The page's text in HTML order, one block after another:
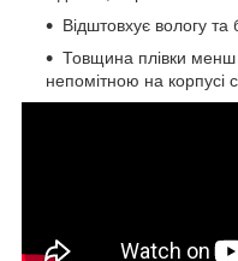
Відштовхує вологу
Товщина плівки менш
непомітною на корпусі